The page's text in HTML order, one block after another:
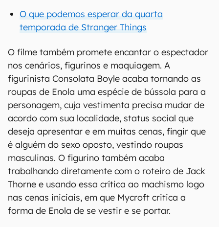
O que podemos esperar da quarta
temporada de Stranger Things
O filme também promete encantar o espectador
nos cenários, figurinos e maquiagem. A
figurinista Consolata Boyle acaba tornando as
roupas de Enola uma espécie de bússola para a
personagem, cuja vestimenta precisa mudar de
acordo com sua localidade, status social que
deseja apresentar e em muitas cenas, fingir que
é alguém do sexo oposto, vestindo roupas
masculinas. O figurino também acaba
trabalhando diretamente com o roteiro de Jack
Thorne e usando essa crítica ao machismo logo
nas cenas iniciais, em que Mycroft critica a
forma de Enola de se vestir e se portar.